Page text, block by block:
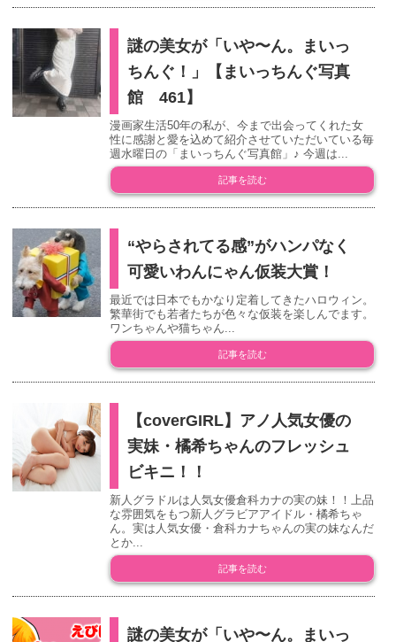
謎の美女が「いや〜ん。まいっ
ちんぐ！」【まいっちんぐ写真
館 461】
漫画家生活50年の私が、今まで出会ってくれた女
性に感謝と愛を込めて紹介させていただいている毎
週水曜日の「まいっちんぐ写真館」♪ 今週は...
記事を読む
“やらされてる感”がハンパなく
可愛いわんにゃん仮装大賞！
最近では日本でもかなり定着してきたハロウィン。
繁華街でも若者たちが色々な仮装を楽しんでます。
ワンちゃんや猫ちゃん...
記事を読む
【coverGIRL】アノ人気女優の
実妹・橘希ちゃんのフレッシュ
ビキニ！！
新人グラドルは人気女優倉科カナの実の妹！！上品
な雰囲気をもつ新人グラビアアイドル・橘希ちゃ
ん。実は人気女優・倉科カナちゃんの実の妹なんだ
とか...
記事を読む
謎の美女が「いや〜ん。まいっ